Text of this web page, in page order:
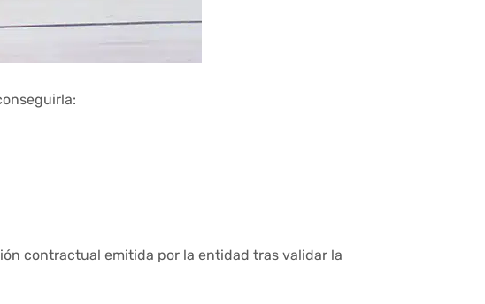
contractual emitida por la entidad tras validar la